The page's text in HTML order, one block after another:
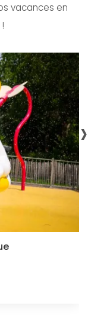
vacances en
›